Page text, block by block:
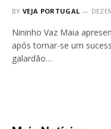
BY VEJA PORTUGAL
Nininho Vaz Maia
após tornar-se um
galardão…